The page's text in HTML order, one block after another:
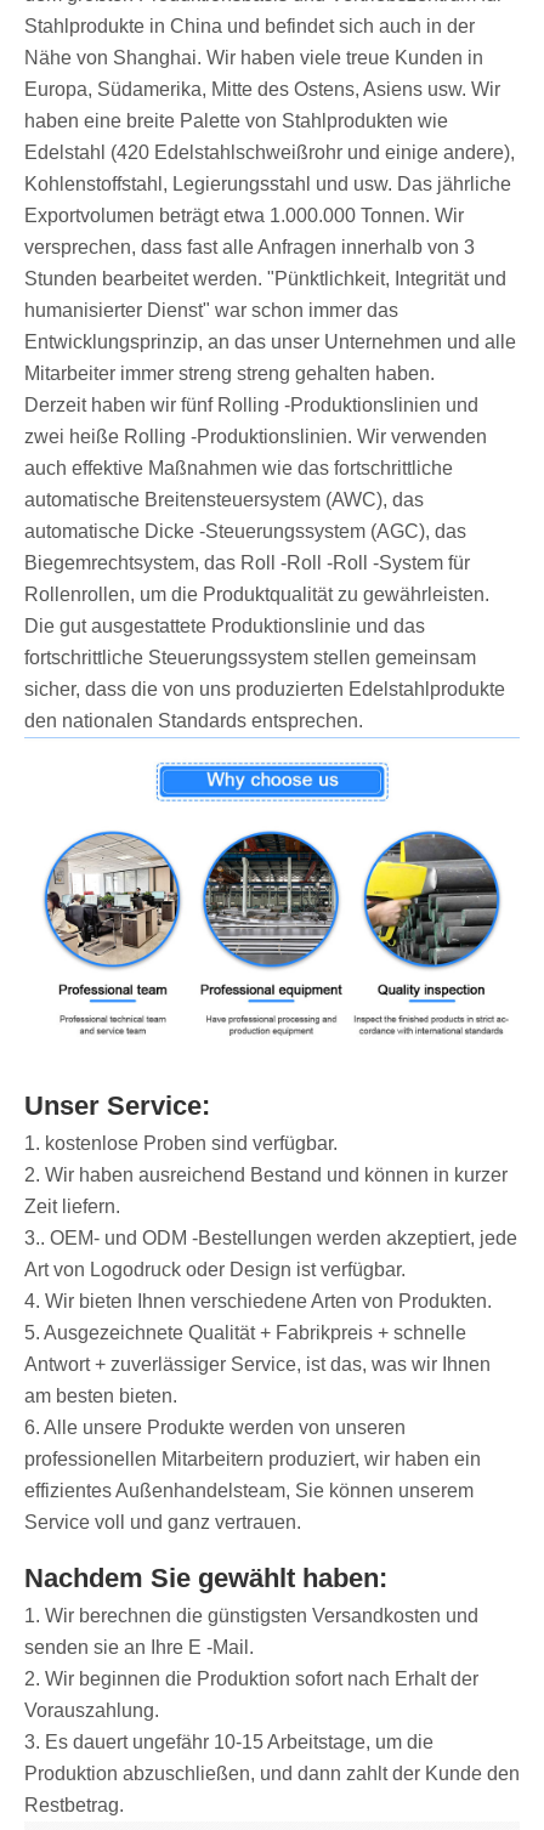
Stahlprodukte in China und befindet sich auch in der
Nähe von Shanghai. Wir haben viele treue Kunden in
Europa, Südamerika, Mitte des Ostens, Asiens usw. Wir
haben eine breite Palette von Stahlprodukten wie
Edelstahl (420 Edelstahlschweißrohr und einige andere),
Kohlenstoffstahl, Legierungsstahl und usw. Das jährliche
Exportvolumen beträgt etwa 1.000.000 Tonnen. Wir
versprechen, dass fast alle Anfragen innerhalb von 3
Stunden bearbeitet werden. "Pünktlichkeit, Integrität und
humanisierter Dienst" war schon immer das
Entwicklungsprinzip, an das unser Unternehmen und alle
Mitarbeiter immer streng streng gehalten haben.
Derzeit haben wir fünf Rolling -Produktionslinien und
zwei heiße Rolling -Produktionslinien. Wir verwenden
auch effektive Maßnahmen wie das fortschrittliche
automatische Breitensteuersystem (AWC), das
automatische Dicke -Steuerungssystem (AGC), das
Biegemrechtsystem, das Roll -Roll -Roll -System für
Rollenrollen, um die Produktqualität zu gewährleisten.
Die gut ausgestattete Produktionslinie und das
fortschrittliche Steuerungssystem stellen gemeinsam
sicher, dass die von uns produzierten Edelstahlprodukte
den nationalen Standards entsprechen.
Unser Service:
1. kostenlose Proben sind verfügbar.
2. Wir haben ausreichend Bestand und können in kurzer
Zeit liefern.
3.. OEM- und ODM -Bestellungen werden akzeptiert, jede
Art von Logodruck oder Design ist verfügbar.
4. Wir bieten Ihnen verschiedene Arten von Produkten.
5. Ausgezeichnete Qualität + Fabrikpreis + schnelle
Antwort + zuverlässiger Service, ist das, was wir Ihnen
am besten bieten.
6. Alle unsere Produkte werden von unseren
professionellen Mitarbeitern produziert, wir haben ein
effizientes Außenhandelsteam, Sie können unserem
Service voll und ganz vertrauen.
Nachdem Sie gewählt haben:
1. Wir berechnen die günstigsten Versandkosten und
senden sie an Ihre E -Mail.
2. Wir beginnen die Produktion sofort nach Erhalt der
Vorauszahlung.
3. Es dauert ungefähr 10-15 Arbeitstage, um die
Produktion abzuschließen, und dann zahlt der Kunde den
Restbetrag.